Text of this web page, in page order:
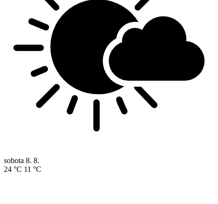
sobota 8. 8.
24 °C 11 °C